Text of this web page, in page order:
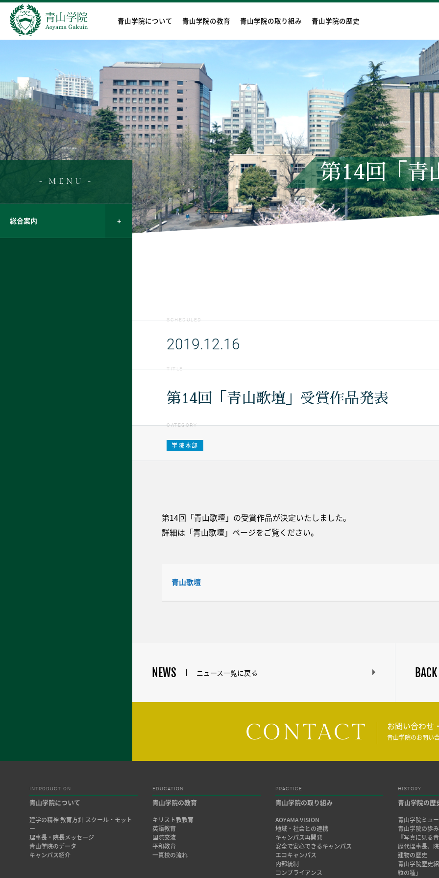
青山学院について 青山学院の教育 青山学院の取り組み 青山学院の歴史
第14回「青
- MENU -
総合案内
SCHEDULED
2019.12.16
TITLE
第14回「青山歌壇」受賞作品発表
CATEGORY
学院本部
第14回「青山歌壇」の受賞作品が決定いたしました。
詳細は「青山歌壇」ページをご覧ください。
青山歌壇
NEWS ニュース一覧に戻る BACK
CONTACT お問い合わせ
青山学院のお問い
INTRODUCTION
青山学院について
建学の精神 教育方針 スクール・モット
ー
理事長・院長メッセージ
青山学院のデータ
キャンパス紹介
EDUCATION
青山学院の教育
キリスト教教育
英語教育
国際交流
平和教育
一貫校の流れ
PRACTICE
青山学院の取り組み
AOYAMA VISION
地域・社会との連携
キャンパス再開発
安全で安心できるキャンパス
エコキャンパス
内部統制
コンプライアンス
HISTORY
青山学院の歴
青山学院ミュ
青山学院の歩み
『写真に見る
歴代理事長、
建物の歴史
青山学院歴史
粒の種」